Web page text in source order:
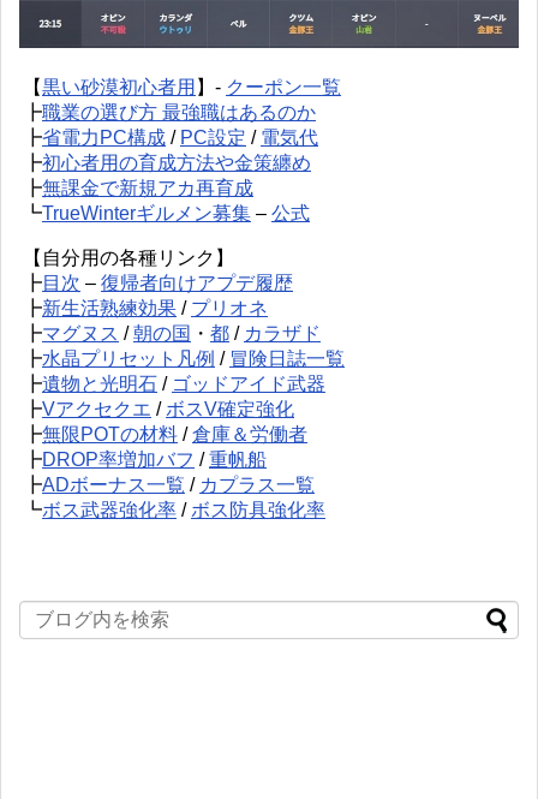
【黒い砂漠初心者用 】- クーポン一覧
┣職業の選び方 最強職はあるのか
┣省電力PC構成 / PC設定 / 電気代
┣初心者用の育成方法や金策纏め
┣無課金で新規アカ再育成
┗TrueWinterギルメン募集 – 公式
【自分用の各種リンク】
┣目次 – 復帰者向けアプデ履歴
┣新生活熟練効果 / プリオネ
┣マグヌス /朝の国 ・ 都 / カラザド
┣水晶プリセット凡例 / 冒険日誌一覧
┣遺物と光明石 / ゴッドアイド武器
┣Vアクセクエ / ボスV確定強化
┣無限POTの材料 /倉庫＆労働者
┣DROP率増加バフ /重帆船
┣ADボーナス一覧 / カプラス一覧
┗ボス武器強化率 / ボス防具強化率